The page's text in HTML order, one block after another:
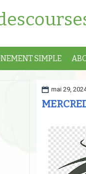
SIMPLE
mai 29,